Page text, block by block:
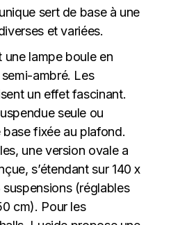
sert de base à une
et variées.
une lampe boule en
ambré. Les
un effet fascinant.
seule ou
fixée au plafond.
une version ovale a
s’étendant sur 140 x
(réglables
cm). Pour les